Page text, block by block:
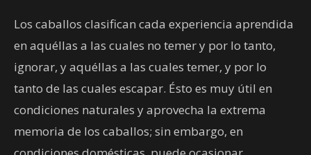
Los caballos clasifican cada experiencia aprendida
en aquéllas a las cuales no temer y por lo tanto,
ignorar, y aquéllas a las cuales temer, y por lo
tanto de las cuales escapar. Ésto es muy útil en
condiciones naturales y aprovecha la extrema
memoria de los caballos; sin embargo, en